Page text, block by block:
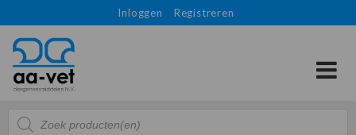
Inloggen Registreren
Producten
zoeken